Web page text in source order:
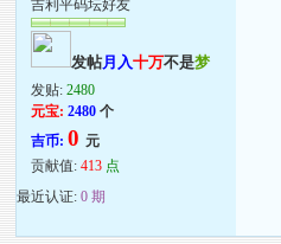
吉利平码坛好友
发帖月入十万不是梦
发贴:2480
元宝: 2480个
吉币:0元
贡献值:413 点
最近认证:0 期